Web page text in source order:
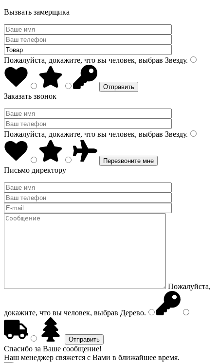
Вызвать замерщика
Пожалуйста, докажите, что вы человек, выбрав Звезду.
Заказать звонок
Пожалуйста, докажите, что вы человек, выбрав Звезду.
Письмо директору
Пожалуйста,
докажите, что вы человек, выбрав Дерево.
Спасибо за Ваше сообщение!
Наш менеджер свяжется с Вами в ближайшее время.